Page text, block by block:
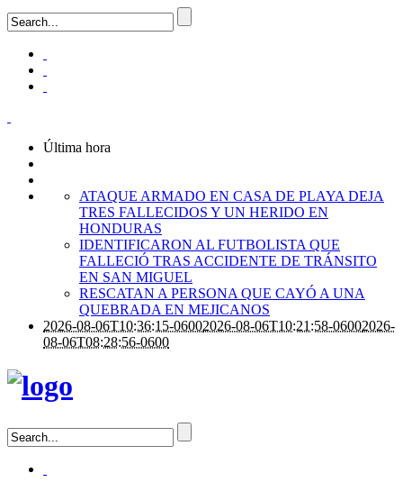
Última hora
ATAQUE ARMADO EN CASA DE PLAYA DEJA
TRES FALLECIDOS Y UN HERIDO EN
HONDURAS
IDENTIFICARON AL FUTBOLISTA QUE
FALLECIÓ TRAS ACCIDENTE DE TRÁNSITO
EN SAN MIGUEL
RESCATAN A PERSONA QUE CAYÓ A UNA
QUEBRADA EN MEJICANOS
2026-08-06T10:36:15-06002026-08-06T10:21:58-06002026-
08-06T08:28:56-0600